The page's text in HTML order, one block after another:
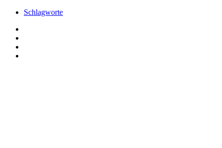
Schlagworte